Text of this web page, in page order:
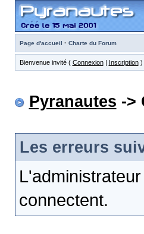
Page d'accueil · Charte du Forum
Bienvenue invité ( Connexion| Inscription)
Pyranautes ->
Les erreurs
connectent.